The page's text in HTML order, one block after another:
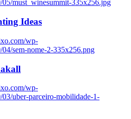
05/must_winesummit-335x256.jpg
Ideas
wp-
sem-nome-2-335x256.png
wp-
03/uber-parceiro-mobilidade-1-